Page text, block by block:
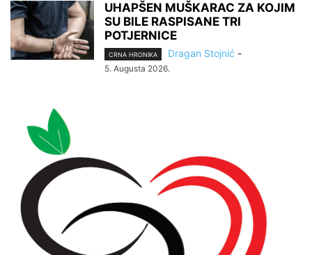
UHAPŠEN MUŠKARAC ZA KOJIM
SU BILE RASPISANE TRI
POTJERNICE
CRNA HRONIKA Dragan Stojnić -
5. Augusta 2026.